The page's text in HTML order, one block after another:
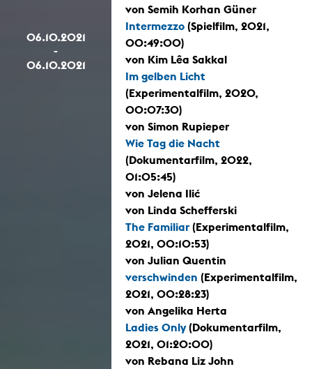
06.10.2021
-
06.10.2021
von Semih Korhan Güner
Intermezzo (Spielfilm, 2021,
00:49:00)
von Kim Lêa Sakkal
Im gelben Licht
(Experimentalfilm, 2020,
00:07:30)
von Simon Rupieper
Wie Tag die Nacht
(Dokumentarfilm, 2022,
01:05:45)
von Jelena Ilić
von Linda Schefferski
The Familiar (Experimentalfilm,
2021, 00:10:53)
von Julian Quentin
verschwinden (Experimentalfilm,
2021, 00:28:23)
von Angelika Herta
Ladies Only(Dokumentarfilm,
2021, 01:20:00)
von Rebana Liz John